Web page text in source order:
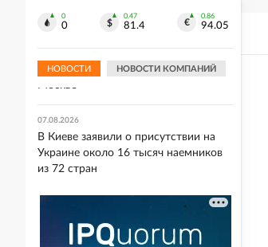
0
0
0.47
81.4
0.86
94.05
НОВОСТИ НОВОСТИ КОМПАНИЙ
Иваном Едешко пройдет 7 августа в
Москве
07.08.2026
В Киеве заявили о присутствии на
Украине около 16 тысяч наемников
из 72 стран